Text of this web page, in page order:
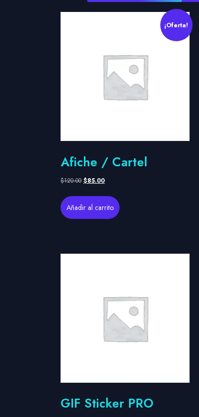
¡Oferta!
Afiche / Cartel
$120.00 $85.00
Añadir al carrito
GIF Sticker PRO